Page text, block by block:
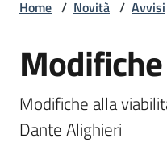
Menu selezionato
Servizi
Home / Novità / Avvisi
Salta al contenuto
Modifiche alla
Dante Alighieri